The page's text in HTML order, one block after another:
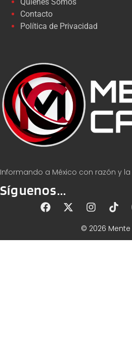
Informando a México con razón y
Síguenos...
Quiénes Somos
Contacto
Política de Privacidad
© 2026 Mente